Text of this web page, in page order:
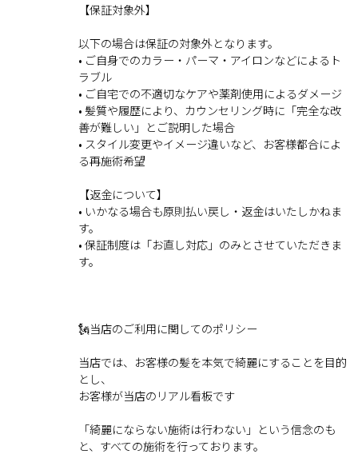
【保証対象外】
以下の場合は保証の対象外となります。
• ご自身でのカラー・パーマ・アイロンなどによるト
ラブル
• ご自宅での不適切なケアや薬剤使用によるダメージ
• 髪質や履歴により、カウンセリング時に「完全な改
善が難しい」とご説明した場合
• スタイル変更やイメージ違いなど、お客様都合によ
る再施術希望
【返金について】
• いかなる場合も原則払い戻し・返金はいたしかねま
す。
• 保証制度は「お直し対応」のみとさせていただきま
す。
🗽当店のご利用に関してのポリシー
当店では、お客様の髪を本気で綺麗にすることを目的
とし、
お客様が当店のリアル看板です
「綺麗にならない施術は行わない」という信念のも
と、すべての施術を行っております。